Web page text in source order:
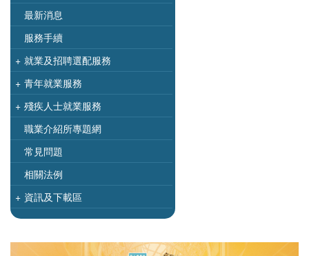
最新消息
服務手續
+ 就業及招聘選配服務
+ 青年就業服務
+ 殘疾人士就業服務
職業介紹所專題網
常見問題
相關法例
+ 資訊及下載區